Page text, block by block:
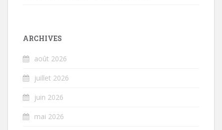
ARCHIVES
août 2026
juillet 2026
juin 2026
mai 2026